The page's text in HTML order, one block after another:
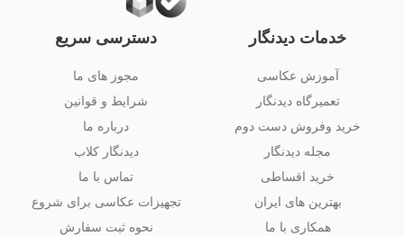
خدمات دیدنگار
آموزش عکاسی
تعمیرگاه دیدنگار
خرید وفروش دست دوم
مجله دیدنگار
خرید اقساطی
بهترین های ایران
همکاری با ما
دسترسی سریع
مجوز های ما
شرایط و قوانین
درباره ما
دیدنگار کلاب
تماس با ما
تجهیزات عکاسی برای شروع
نحوه ثبت سفارش